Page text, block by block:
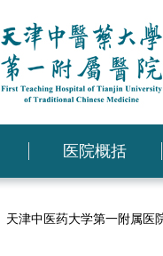
医院概括
天津中医药大学第一附属医